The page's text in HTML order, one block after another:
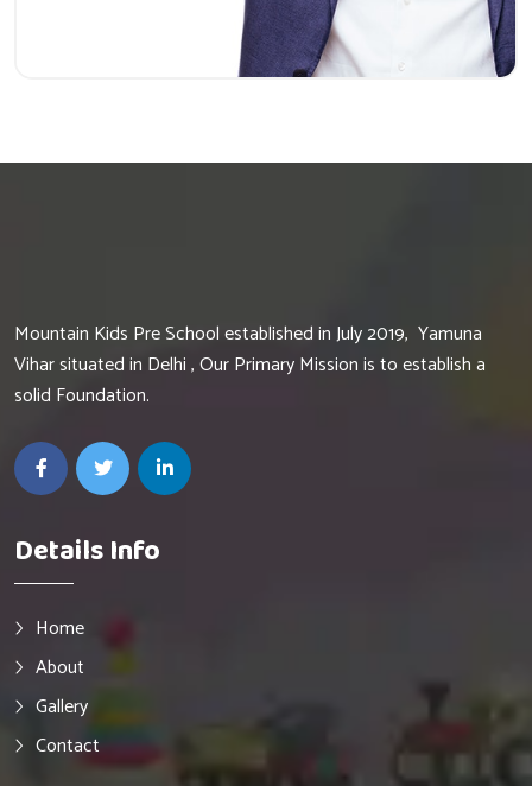
Mountain Kids Pre School established in July 2019, Yamuna
Vihar situated in Delhi , Our Primary Mission is to establish a
solid Foundation.
Details Info
Home
About
Gallery
Contact